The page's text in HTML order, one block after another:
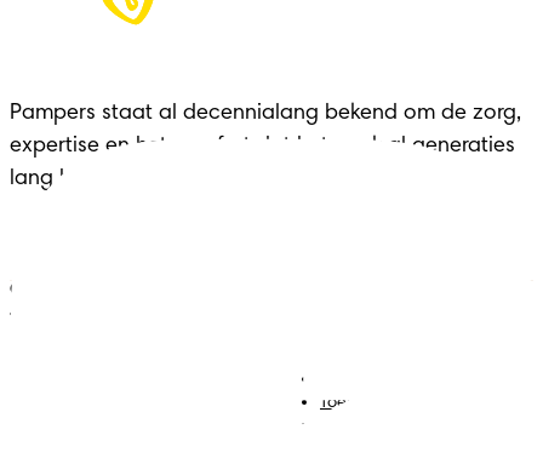
Pampers staat al decennialang bekend om de zorg,
expertise en het comfort dat het merk al generaties
lang biedt aan gezinnen in elke belangrijke fase.
ONZE HULPMIDDELEN VOOR
JOUW ZWANGERSCHAP
Toegankelijkheidsverklaring